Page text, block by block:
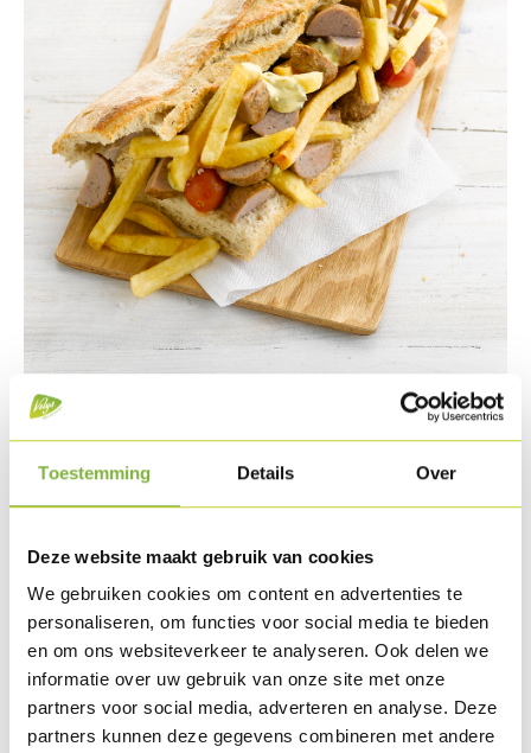
Toestemming Details Over
Deze website maakt gebruik van cookies
We gebruiken cookies om content en advertenties te
personaliseren, om functies voor social media te bieden
en om ons websiteverkeer te analyseren. Ook delen we
informatie over uw gebruik van onze site met onze
partners voor social media, adverteren en analyse. Deze
partners kunnen deze gegevens combineren met andere
Ingrédients
Boulettes de dinde hachée
Sauce béarnaise
Tomates grillées
Méthode de préparation
Dressez avec les ingrédients ci-dessus et réchauffez-les.